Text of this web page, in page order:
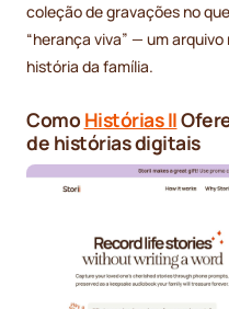
coleção de gravações no
“herança viva” — um
história da família.
Como Histórias II
de histórias digitais